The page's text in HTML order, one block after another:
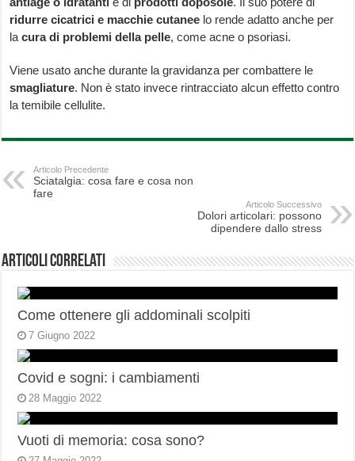
ridurre cicatrici e macchie cutanee lo rende adatto anche per
lacura di problemi della pelle, come acne o psoriasi.
Viene usato anche durante la gravidanza per combattere le
smagliature. Non è stato invece rintracciato alcun effetto contro
la temibile cellulite.
Articolo Precedente
Sciatalgia: cosa fare e cosa non
fare
Articolo Successivo
Dolori articolari: possono
dipendere dallo stress
Articoli correlati
Come ottenere gli addominali scolpiti
7 Giugno 2022
Covid e sogni: i cambiamenti
28 Maggio 2022
Vuoti di memoria: cosa sono?